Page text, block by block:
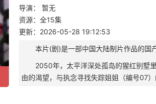
导演： 暂无
资源：全15集
更新：2026-05-28 19:12:53
本片(剧)是一部中国大陆制片作品的国
2050年，太平洋深处孤岛的猩红别墅
由的渴望，与执念寻找失踪姐姐（编号07